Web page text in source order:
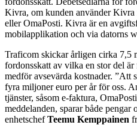
Kivra, om kunden använder
eller OmaPosti. Kivra är en
mobilapplikation och via datorns
Traficom skickar årligen cirka 7,5
fordonsskatt av vilka en stor del
medför avsevärda kostnader. ”Att
fyra miljoner euro per år för oss.
tjänster, såsom e-faktura,
meddelanden, sparar både pengar
enhetschefTeemu Kemppainen